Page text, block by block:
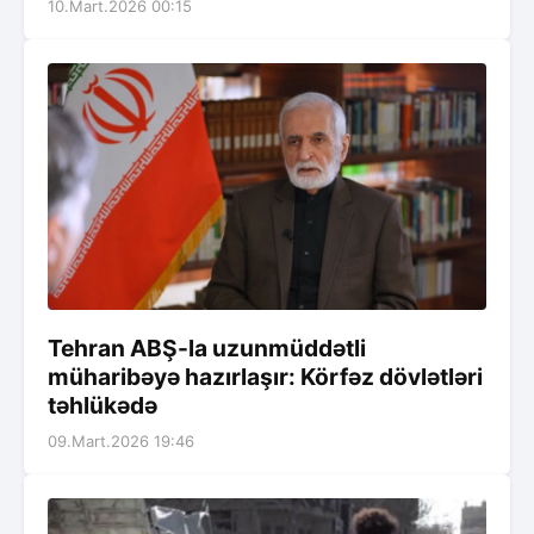
10.Mart.2026 00:15
Tehran ABŞ-la uzunmüddətli
müharibəyə hazırlaşır: Körfəz dövlətləri
təhlükədə
09.Mart.2026 19:46